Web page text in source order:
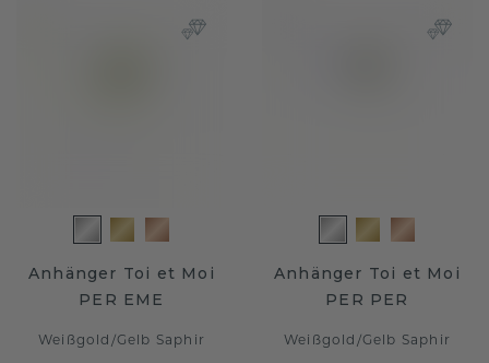
Anhänger Toi et Moi
PER EME
Weißgold /Gelb Saphir
Anhänger Toi et Moi
PER PER
Weißgold /Gelb Saphir